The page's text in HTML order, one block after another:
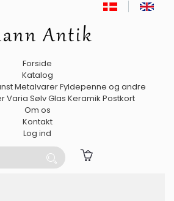
Forside
Katalog
MetalvarerFyldepenne og andre
Varia SølvGlas Keramik Postkort
Om os
Kontakt
Log ind